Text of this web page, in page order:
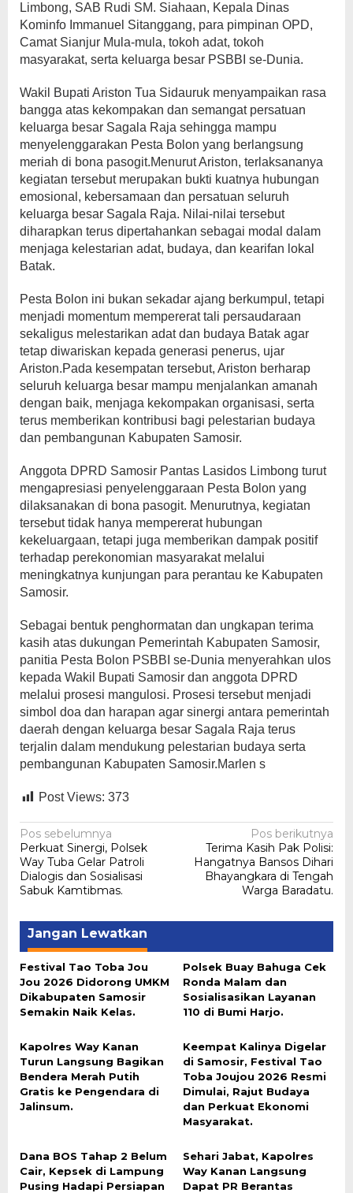
Limbong, SAB Rudi SM. Siahaan, Kepala Dinas
Kominfo Immanuel Sitanggang, para pimpinan OPD,
Camat Sianjur Mula-mula, tokoh adat, tokoh
masyarakat, serta keluarga besar PSBBI se-Dunia.
Wakil Bupati Ariston Tua Sidauruk menyampaikan rasa
bangga atas kekompakan dan semangat persatuan
keluarga besar Sagala Raja sehingga mampu
menyelenggarakan Pesta Bolon yang berlangsung
meriah di bona pasogit.Menurut Ariston, terlaksananya
kegiatan tersebut merupakan bukti kuatnya hubungan
emosional, kebersamaan dan persatuan seluruh
keluarga besar Sagala Raja. Nilai-nilai tersebut
diharapkan terus dipertahankan sebagai modal dalam
menjaga kelestarian adat, budaya, dan kearifan lokal
Batak.
Pesta Bolon ini bukan sekadar ajang berkumpul, tetapi
menjadi momentum mempererat tali persaudaraan
sekaligus melestarikan adat dan budaya Batak agar
tetap diwariskan kepada generasi penerus, ujar
Ariston.Pada kesempatan tersebut, Ariston berharap
seluruh keluarga besar mampu menjalankan amanah
dengan baik, menjaga kekompakan organisasi, serta
terus memberikan kontribusi bagi pelestarian budaya
dan pembangunan Kabupaten Samosir.
Anggota DPRD Samosir Pantas Lasidos Limbong turut
mengapresiasi penyelenggaraan Pesta Bolon yang
dilaksanakan di bona pasogit. Menurutnya, kegiatan
tersebut tidak hanya mempererat hubungan
kekeluargaan, tetapi juga memberikan dampak positif
terhadap perekonomian masyarakat melalui
meningkatnya kunjungan para perantau ke Kabupaten
Samosir.
Sebagai bentuk penghormatan dan ungkapan terima
kasih atas dukungan Pemerintah Kabupaten Samosir,
panitia Pesta Bolon PSBBI se-Dunia menyerahkan ulos
kepada Wakil Bupati Samosir dan anggota DPRD
melalui prosesi mangulosi. Prosesi tersebut menjadi
simbol doa dan harapan agar sinergi antara pemerintah
daerah dengan keluarga besar Sagala Raja terus
terjalin dalam mendukung pelestarian budaya serta
pembangunan Kabupaten Samosir.Marlen s
Post Views: 373
Navigasi
pos
Pos sebelumnya
Perkuat Sinergi, Polsek
Way Tuba Gelar Patroli
Dialogis dan Sosialisasi
Sabuk Kamtibmas.
Pos berikutnya
Terima Kasih Pak Polisi:
Hangatnya Bansos Dihari
Bhayangkara di Tengah
Warga Baradatu.
Jangan Lewatkan
Festival Tao Toba Jou
Jou 2026 Didorong UMKM
Dikabupaten Samosir
Semakin Naik Kelas.
Polsek Buay Bahuga Cek
Ronda Malam dan
Sosialisasikan Layanan
110 di Bumi Harjo.
Kapolres Way Kanan
Turun Langsung Bagikan
Bendera Merah Putih
Gratis ke Pengendara di
Jalinsum.
Keempat Kalinya Digelar
di Samosir, Festival Tao
Toba Joujou 2026 Resmi
Dimulai, Rajut Budaya
dan Perkuat Ekonomi
Masyarakat.
Dana BOS Tahap 2 Belum
Cair, Kepsek di Lampung
Pusing Hadapi Persiapan
Sehari Jabat, Kapolres
Way Kanan Langsung
Dapat PR Berantas